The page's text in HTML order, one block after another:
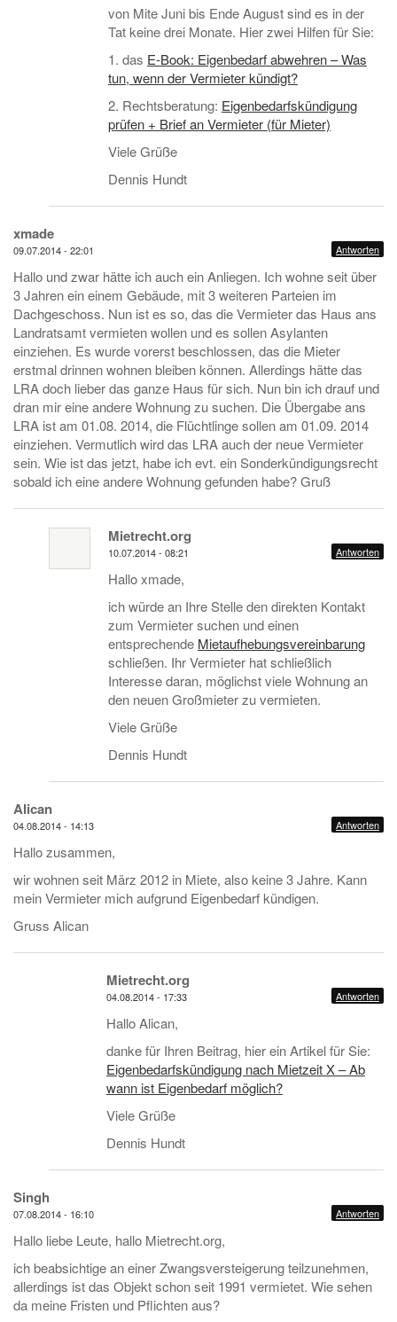
von Mite Juni bis Ende August sind es in der
Tat keine drei Monate. Hier zwei Hilfen für Sie:
1. das E-Book: Eigenbedarf abwehren – Was
tun, wenn der Vermieter kündigt?
2. Rechtsberatung: Eigenbedarfskündigung
prüfen + Brief an Vermieter (für Mieter)
Viele Grüße
Dennis Hundt
xmade
09.07.2014 - 22:01 Antworten
Hallo und zwar hätte ich auch ein Anliegen. Ich wohne seit über
3 Jahren ein einem Gebäude, mit 3 weiteren Parteien im
Dachgeschoss. Nun ist es so, das die Vermieter das Haus ans
Landratsamt vermieten wollen und es sollen Asylanten
einziehen. Es wurde vorerst beschlossen, das die Mieter
erstmal drinnen wohnen bleiben können. Allerdings hätte das
LRA doch lieber das ganze Haus für sich. Nun bin ich drauf und
dran mir eine andere Wohnung zu suchen. Die Übergabe ans
LRA ist am 01.08. 2014, die Flüchtlinge sollen am 01.09. 2014
einziehen. Vermutlich wird das LRA auch der neue Vermieter
sein. Wie ist das jetzt, habe ich evt. ein Sonderkündigungsrecht
sobald ich eine andere Wohnung gefunden habe? Gruß
Mietrecht.org
10.07.2014 - 08:21 Antworten
Hallo xmade,
ich würde an Ihre Stelle den direkten Kontakt
zum Vermieter suchen und einen
entsprechende Mietaufhebungsvereinbarung
schließen. Ihr Vermieter hat schließlich
Interesse daran, möglichst viele Wohnung an
den neuen Großmieter zu vermieten.
Viele Grüße
Dennis Hundt
Alican
04.08.2014 - 14:13 Antworten
Hallo zusammen,
wir wohnen seit März 2012 in Miete, also keine 3 Jahre. Kann
mein Vermieter mich aufgrund Eigenbedarf kündigen.
Gruss Alican
Mietrecht.org
04.08.2014 - 17:33 Antworten
Hallo Alican,
danke für Ihren Beitrag, hier ein Artikel für Sie:
Eigenbedarfskündigung nach Mietzeit X – Ab
wann ist Eigenbedarf möglich?
Viele Grüße
Dennis Hundt
Singh
07.08.2014 - 16:10 Antworten
Hallo liebe Leute, hallo Mietrecht.org,
ich beabsichtige an einer Zwangsversteigerung teilzunehmen,
allerdings ist das Objekt schon seit 1991 vermietet. Wie sehen
da meine Fristen und Pflichten aus?